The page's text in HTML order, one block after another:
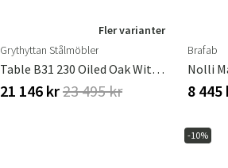
Fler varianter
Grythyttan Stålmöbler
Table B31 230 Oiled Oak With Hot Galvanized Base
21 146 kr23 495 kr
Brafab
Nolli
8 445
-10%